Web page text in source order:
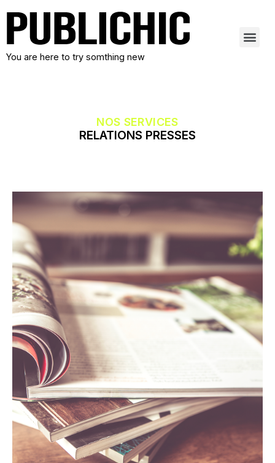
You are here to try somthing new
NOS SERVICES
RELATIONS PRESSES